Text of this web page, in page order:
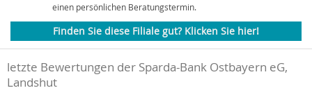
einen persönlichen Beratungstermin.
Finden Sie diese Filiale gut? Klicken Sie hier!
letzte Bewertungen der Sparda-Bank Ostbayern eG,
Landshut